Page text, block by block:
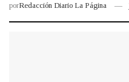
porRedacción Diario La Página